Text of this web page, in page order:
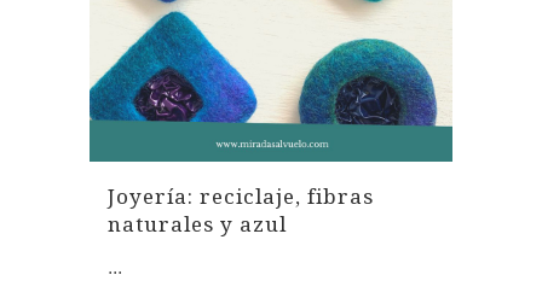
Joyería: reciclaje, fibras
naturales y azul
...